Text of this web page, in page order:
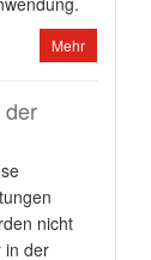
Mehr
der
nicht
in der